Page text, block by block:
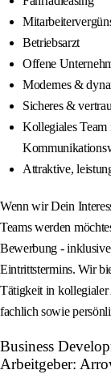
Betriebsarzt
Offene
Modernes &
Sicheres &
Kollegiales Team
Attraktive,
Wenn wir Dein
Teams werden
Bewerbung -
Eintrittstermins. Wir
Tätigkeit in
fachlich sowie
Business
Arbeitgeber: